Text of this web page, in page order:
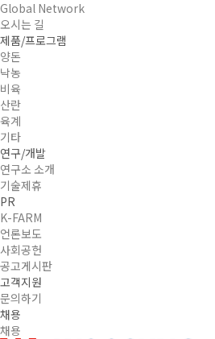
Global Network
오시는 길
제품/프로그램
양돈
낙농
비육
산란
육계
기타
연구/개발
연구소 소개
기술제휴
PR
K-FARM
언론보도
사회공헌
공고게시판
고객지원
문의하기
채용
채용